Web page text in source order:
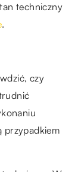
techniczny
.
czy
przypadkiem